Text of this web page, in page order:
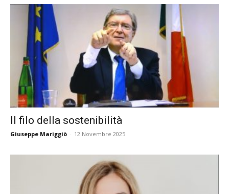
Il filo della sostenibilità
Giuseppe Mariggiò - 12 Novembre 2025